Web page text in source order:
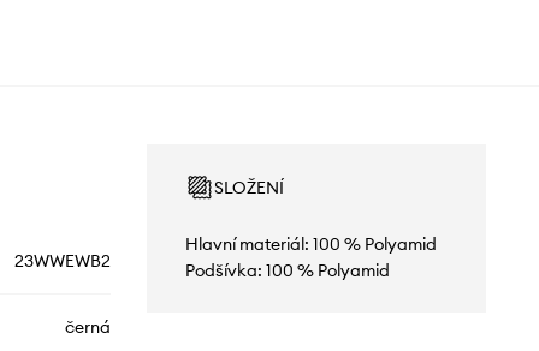
23WWEWB2
černá
SLOŽENÍ
Hlavní materiál: 100 % Polyamid
Podšívka: 100 % Polyamid